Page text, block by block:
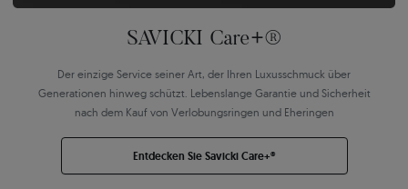
SAVICKI Care+®
Der einzige Service seiner Art, der Ihren Luxusschmuck über
Generationen hinweg schützt. Lebenslange Garantie und Sicherheit
nach dem Kauf von Verlobungsringen und Eheringen
Entdecken Sie Savicki Care+®